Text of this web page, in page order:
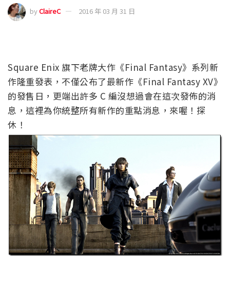
byClaireC 2016 年 03 月 31 日
Square Enix 旗下老牌大作《Final Fantasy》系列新
作隆重發表，不僅公布了最新作《Final Fantasy XV》
的發售日，更端出許多 C 編沒想過會在這次發佈的消
息，這裡為你統整所有新作的重點消息，來喔！探
休！